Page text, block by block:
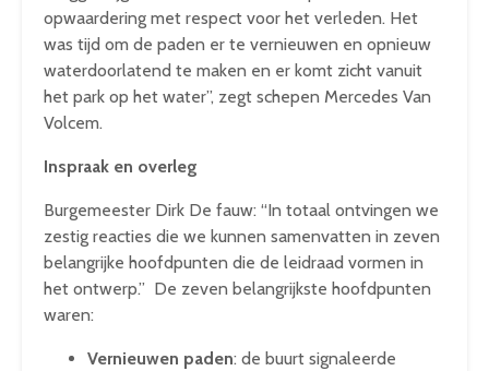
opwaardering met respect voor het verleden. Het
was tijd om de paden er te vernieuwen en opnieuw
waterdoorlatend te maken en er komt zicht vanuit
het park op het water”, zegt schepen Mercedes Van
Volcem.
Inspraak en overleg
Burgemeester Dirk De fauw: “In totaal ontvingen we
zestig reacties die we kunnen samenvatten in zeven
belangrijke hoofdpunten die de leidraad vormen in
het ontwerp.” De zeven belangrijkste hoofdpunten
waren:
Vernieuwen paden: de buurt signaleerde